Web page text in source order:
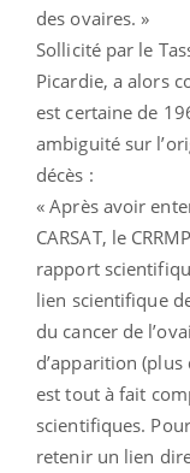
des ovaires. »
Sollicité par le
Picardie, a alors
est certaine de
ambiguité sur
décès :
« Après avoir
CARSAT, le
rapport
lien scientifique
du cancer de
d’apparition
est tout à fait
scientifiques.
retenir un lien